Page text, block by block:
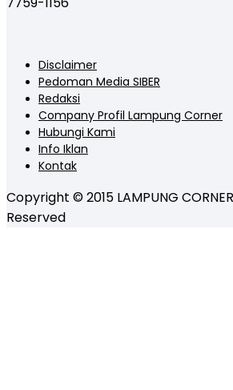
Disclaimer
Pedoman Media SIBER
Redaksi
Company Profil Lampung Corner
Hubungi Kami
Info Iklan
Kontak
Copyright © 2015 LAMPUNG
Reserved